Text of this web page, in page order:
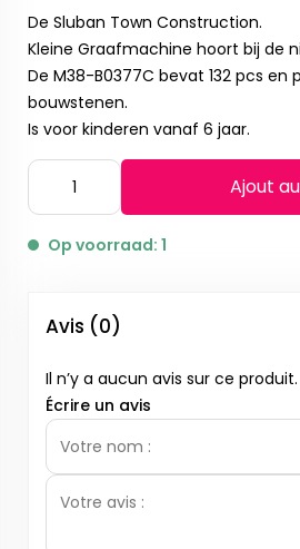
De Sluban Town Construction.
Kleine Graafmachine hoort bij de
De M38-B0377C bevat 132 pcs en
bouwstenen.
Is voor kinderen vanaf 6 jaar.
Ajout
Op voorraad: 1
Avis (0)
Il n’y a aucun avis sur ce produit.
Écrire un avis